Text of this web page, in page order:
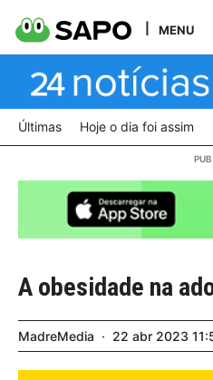
MENU
Últimas Hoje o dia foi assim
A obesidade na
MadreMedia 22 abr 2023